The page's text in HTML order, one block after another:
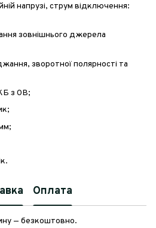
напрузі, струм відключення:
зовнішнього джерела
зворотної полярності та
з 0В;
Оплата
— безкоштовно.